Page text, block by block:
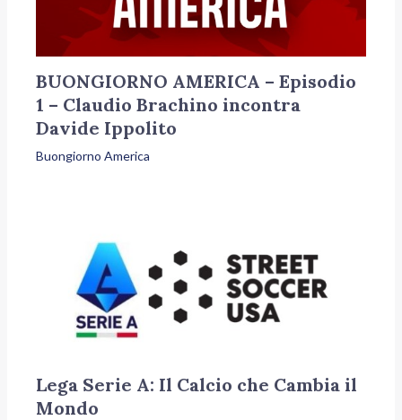
BUONGIORNO AMERICA – Episodio
1 – Claudio Brachino incontra
Davide Ippolito
Buongiorno America
Lega Serie A: Il Calcio che Cambia il
Mondo